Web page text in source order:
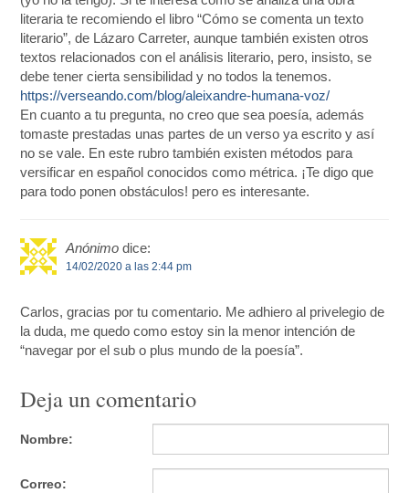
literaria te recomiendo el libro “Cómo se comenta un texto
literario”, de Lázaro Carreter, aunque también existen otros
textos relacionados con el análisis literario, pero, insisto, se
debe tener cierta sensibilidad y no todos la tenemos.
https://verseando.com/blog/aleixandre-humana-voz/
En cuanto a tu pregunta, no creo que sea poesía, además
tomaste prestadas unas partes de un verso ya escrito y así
no se vale. En este rubro también existen métodos para
versificar en español conocidos como métrica. ¡Te digo que
para todo ponen obstáculos! pero es interesante.
Anónimo dice:
14/02/2020 a las 2:44 pm
Carlos, gracias por tu comentario. Me adhiero al privelegio de
la duda, me quedo como estoy sin la menor intención de
“navegar por el sub o plus mundo de la poesía”.
Deja un comentario
Nombre:
Correo: